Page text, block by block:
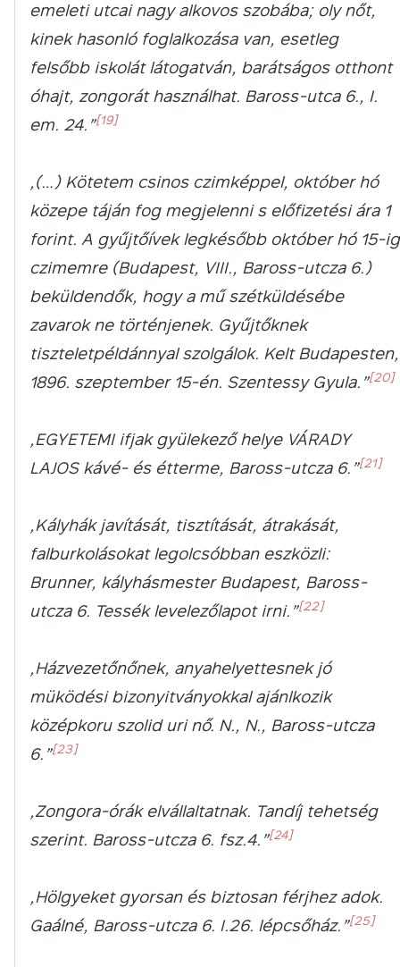
emeleti utcai nagy alkovos szobába; oly nőt,
kinek hasonló foglalkozása van, esetleg
felsőbb iskolát látogatván, barátságos otthont
óhajt, zongorát használhat. Baross-utca 6., I.
em. 24.”[19]
„(…) Kötetem csinos czimképpel, október hó
közepe táján fog megjelenni s előfizetési ára 1
forint. A gyűjtőívek legkésőbb október hó 15-ig
czimemre (Budapest, VIII., Baross-utcza 6.)
beküldendők, hogy a mű szétküldésébe
zavarok ne történjenek. Gyűjtőknek
tiszteletpéldánnyal szolgálok. Kelt Budapesten,
1896. szeptember 15-én. Szentessy Gyula.”[20]
„EGYETEMI ifjak gyülekező helye VÁRADY
LAJOS kávé- és étterme, Baross-utcza 6.”[21]
„Kályhák javítását, tisztítását, átrakását,
falburkolásokat legolcsóbban eszközli:
Brunner, kályhásmester Budapest, Baross-
utcza 6. Tessék levelezőlapot irni.”[22]
„Házvezetőnőnek, anyahelyettesnek jó
müködési bizonyitványokkal ajánlkozik
középkoru szolid uri nő. N., N., Baross-utcza
6.”[23]
„Zongora-órák elvállaltatnak. Tandíj tehetség
szerint. Baross-utcza 6. fsz.4.”[24]
„Hölgyeket gyorsan és biztosan férjhez adok.
Gaálné, Baross-utcza 6. I.26. lépcsőház.”[25]